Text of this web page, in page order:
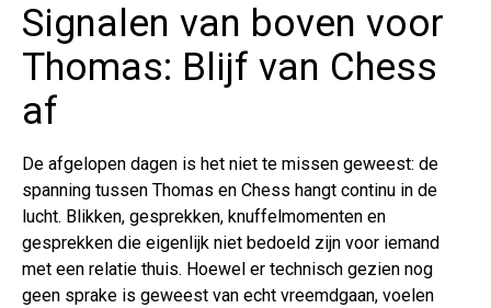
Signalen van boven voor
Thomas: Blijf van Chess
af
De afgelopen dagen is het niet te missen geweest: de
spanning tussen Thomas en Chess hangt continu in de
lucht. Blikken, gesprekken, knuffelmomenten en
gesprekken die eigenlijk niet bedoeld zijn voor iemand
met een relatie thuis. Hoewel er technisch gezien nog
geen sprake is geweest van echt vreemdgaan, voelen